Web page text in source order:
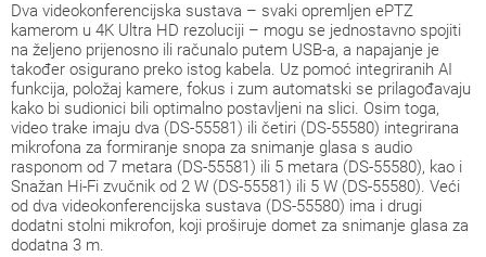
Dva videokonferencijska sustava – svaki opremljen ePTZ
kamerom u 4K Ultra HD rezoluciji – mogu se jednostavno spojiti
na željeno prijenosno ili računalo putem USB-a, a napajanje je
također osigurano preko istog kabela. Uz pomoć integriranih AI
funkcija, položaj kamere, fokus i zum automatski se prilagođavaju
kako bi sudionici bili optimalno postavljeni na slici. Osim toga,
video trake imaju dva (DS-55581) ili četiri (DS-55580) integrirana
mikrofona za formiranje snopa za snimanje glasa s audio
rasponom od 7 metara (DS-55581) ili 5 metara (DS-55580), kao i
Snažan Hi-Fi zvučnik od 2 W (DS-55581) ili 5 W (DS-55580). Veći
od dva videokonferencijska sustava (DS-55580) ima i drugi
dodatni stolni mikrofon, koji proširuje domet za snimanje glasa za
dodatna 3 m.